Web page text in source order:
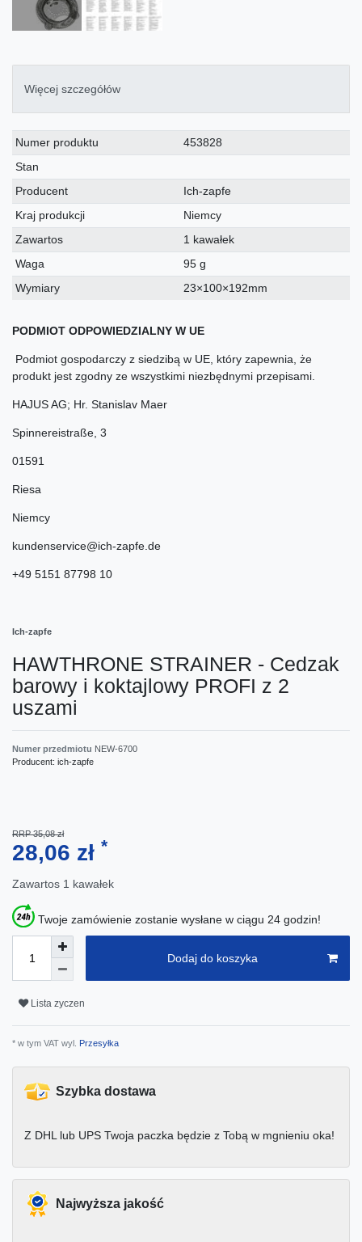
Więcej szczegółów
Charakterystyka
techniczna
Wartość
Numer produktu
453828
Stan
Producent
Ich-zapfe
Kraj produkcji
Niemcy
Zawartos
1 kawałek
Waga
95 g
Wymiary
23×100×192mm
PODMIOT ODPOWIEDZIALNY W UE
Podmiot gospodarczy z siedzibą w UE, który zapewnia, że
produkt jest zgodny ze wszystkimi niezbędnymi przepisami.
HAJUS AG; Hr. Stanislav Maer
Spinnereistraße 3
01591
Riesa
Niemcy
kundenservice@ich-zapfe.de
+49 5151 87798 10
Ich-zapfe
HAWTHRONE STRAINER - Cedzak
barowy i koktajlowy PROFI z 2
uszami
Numer przedmiotu NEW-6700
Producent: ich-zapfe
RRP 35,08 zł
28,06 zł *
Zawartos 1 kawałek
Twoje zamówienie zostanie wysłane w ciągu 24 godzin!
Dodaj do koszyka
Lista zyczen
* w tym VAT wyl. Przesyłka
Szybka dostawa
Z DHL lub UPS Twoja paczka będzie z Tobą w mgnieniu oka!
Najwyższa jakość